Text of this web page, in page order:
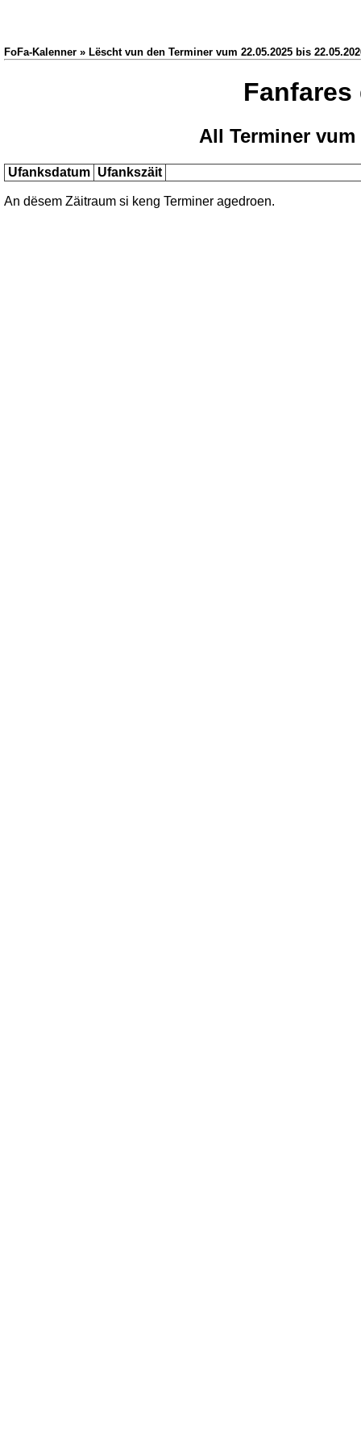
FoFa-Kalenner » Lëscht vun den Terminer vum 22.05.2025 bis
All Terminer vum
Ufanksdatum Ufankszäit
An dësem Zäitraum si keng Terminer agedroen.